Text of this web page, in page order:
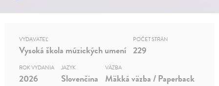
VYDAVATEĽ
Vysoká škola múzických umení
POČET STRÁN
229
ROK VYDANIA
2026
JAZYK
Slovenčina
VÄZBA
Mäkká väzba / Paperback